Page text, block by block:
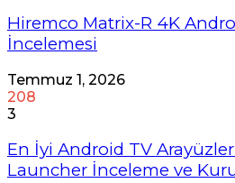
Hiremco Matrix-R 4K
İncelemesi
Temmuz 1, 2026
208
3
En İyi Android TV
Launcher İnceleme ve